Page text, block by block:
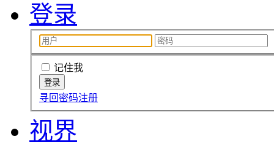
登录
记住我
寻回密码注册
视界